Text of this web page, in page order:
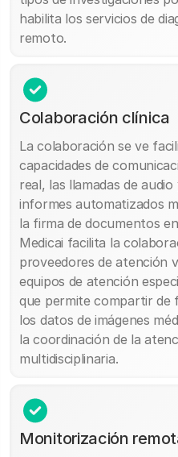
habilita los servicios de
remoto.
Colaboración clínica
La colaboración se ve
capacidades de
real, las llamadas de
informes automatizados
la firma de documentos
Medicai facilita la
proveedores de atención
equipos de atención
que permite compartir de
los datos de imágenes
la coordinación de la
multidisciplinaria.
Monitorización